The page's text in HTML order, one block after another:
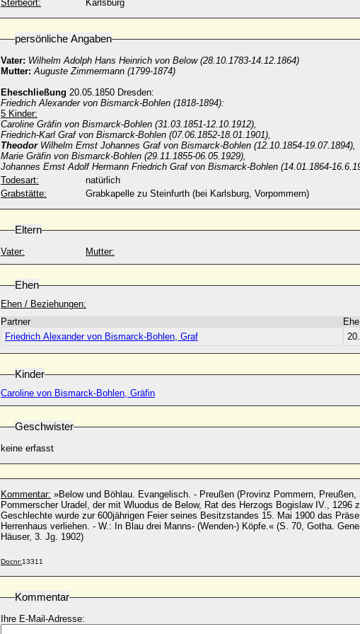
Sterbeort:
Karlsburg
persönliche Angaben
Vater: Wilhelm Adolph Hans Heinrich von Below (28.10.1783-14.12.1864)
Mutter:Auguste Zimmermann (1799-1874)
Eheschließung 20.05.1850 Dresden:
Friedrich Alexander von Bismarck-Bohlen (1818-1894):
5 Kinder:
Caroline Gräfin von Bismarck-Bohlen (31.03.1851-12.10.1912),
Friedrich-Karl Graf von Bismarck-Bohlen (07.06.1852-18.01.1901),
TheodorWilhelm Ernst Johannes Graf von Bismarck-Bohlen (12.10.1854-19.07.1894),
Marie Gräfin von Bismarck-Bohlen (29.11.1855-06.05.1929),
Johannes Ernst Adolf Hermann Friedrich Graf von Bismarck-Bohlen (14.01.1864-
Todesart:
natürlich
Grabstätte:
Grabkapelle zu Steinfurth (bei Karlsburg, Vorpommern)
Eltern
Vater: Mutter:
Ehen
Ehen / Beziehungen:
Partner
Friedrich Alexander von Bismarck-Bohlen, Graf
Kinder
Caroline von Bismarck-Bohlen, Gräfin
Geschwister
keine erfasst
Kommentar: »Below und Böhlau. Evangelisch. - Preußen (Provinz Pommern, Preußen, Sachsen), Schweden, Amerika. -
Pommerscher Uradel, der mit Wluodus de Below, Rat des Herzogs Bogislaw IV., 1296
Geschlechte wurde zur 600jährigen Feier seines Besitzstandes 15. Mai 1900 das
Herrenhaus verliehen. - W.: In Blau drei Manns- (Wenden-) Köpfe.« (S. 70, Gotha. Genealog. Taschenbuch der Adeligen
Häuser, 3. Jg. 1902)
Docnr:13311
Kommentar
Ihre E-Mail-Adresse: